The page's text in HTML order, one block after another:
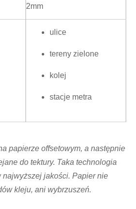
2mm
ulice
tereny zielone
kolej
stacje metra
papierze offsetowym, a następnie
do tektury. Taka technologia
najwyższej jakości. Papier nie
kleju, ani wybrzuszeń.